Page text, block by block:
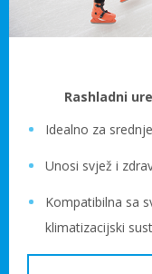
Rashladni
Idealno za
Unosi svjež i
Kompatibilna sa
klimatizacijski